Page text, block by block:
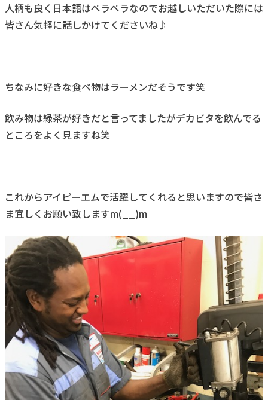
人柄も良く日本語はペラペラなのでお越しいただいた際には
皆さん気軽に話しかけてくださいね♪
ちなみに好きな食べ物はラーメンだそうです笑
飲み物は緑茶が好きだと言ってましたがデカビタを飲んでる
ところをよく見ますね笑
これからアイピーエムで活躍してくれると思いますので皆さ
ま宜しくお願い致しますm(__)m